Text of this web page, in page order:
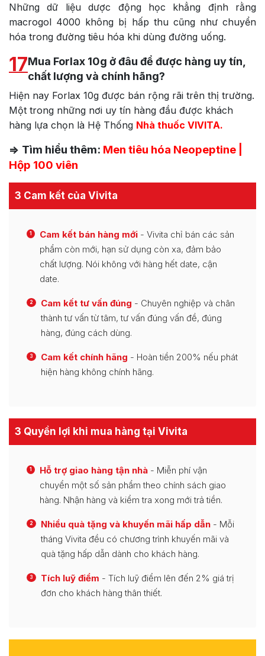
Những dữ liệu dược động học khẳng định rằng
macrogol 4000 không bị hấp thu cũng như chuyển
hóa trong đường tiêu hóa khi dùng đường uống.
17Mua Forlax 10g ở đâu để được hàng uy tín,
chất lượng và chính hãng?
Hiện nay Forlax 10g được bán rộng rãi trên thị trường.
Một trong những nơi uy tín hàng đầu được khách
hàng lựa chọn là Hệ Thống Nhà thuốc VIVITA.
=> Tìm hiểu thêm: Men tiêu hóa Neopeptine |
Hộp 100 viên
3 Cam kết của Vivita
1 Cam kết bán hàng mới - Vivita chỉ bán các sản
phẩm còn mới, hạn sử dụng còn xa, đảm bảo
chất lượng. Nói không với hàng hết date, cận
date.
2 Cam kết tư vấn đúng - Chuyên nghiệp và chân
thành tư vấn từ tâm, tư vấn đúng vấn đề, đúng
hàng, đúng cách dùng.
3 Cam kết chính hãng - Hoàn tiền 200% nếu phát
hiện hàng không chính hãng.
3 Quyền lợi khi mua hàng tại Vivita
1 Hỗ trợ giao hàng tận nhà - Miễn phí vận
chuyển một số sản phẩm theo chính sách giao
hàng. Nhận hàng và kiểm tra xong mới trả tiền.
2 Nhiều quà tặng và khuyến mãi hấp dẫn - Mỗi
tháng Vivita đều có chương trình khuyến mãi và
quà tặng hấp dẫn dành cho khách hàng.
3 Tích luỹ điểm - Tích luỹ điểm lên đến 2% giá trị
đơn cho khách hàng thân thiết.